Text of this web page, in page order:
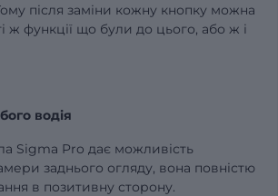
після заміни кожну кнопку можна
ж функції що були до цього, або ж і
водія
Sigma Pro дає можливість
заднього огляду, вона повністю
в позитивну сторону.